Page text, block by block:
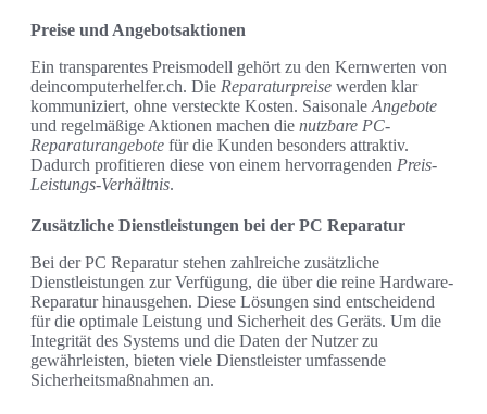
Preise und Angebotsaktionen
Ein transparentes Preismodell gehört zu den Kernwerten von
deincomputerhelfer.ch. Die Reparaturpreise werden klar
kommuniziert, ohne versteckte Kosten. Saisonale Angebote
und regelmäßige Aktionen machen die nutzbare PC-
Reparaturangebote für die Kunden besonders attraktiv.
Dadurch profitieren diese von einem hervorragenden Preis-
Leistungs-Verhältnis.
Zusätzliche Dienstleistungen bei der PC Reparatur
Bei der PC Reparatur stehen zahlreiche zusätzliche
Dienstleistungen zur Verfügung, die über die reine Hardware-
Reparatur hinausgehen. Diese Lösungen sind entscheidend
für die optimale Leistung und Sicherheit des Geräts. Um die
Integrität des Systems und die Daten der Nutzer zu
gewährleisten, bieten viele Dienstleister umfassende
Sicherheitsmaßnahmen an.